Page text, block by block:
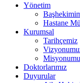
Yönetim
Hastane
Kurumsal
Tarihçemiz
Doktorlarımız
Duyurular